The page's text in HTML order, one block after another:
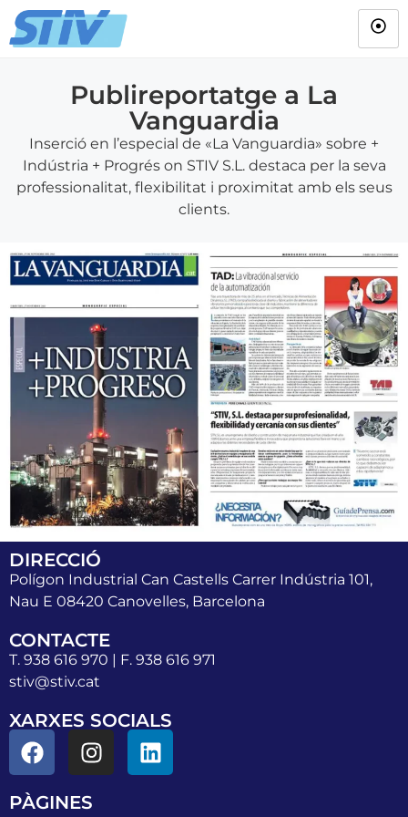
Publireportatge a La
Vanguardia
Inserció en l’especial de «La Vanguardia» sobre +
Indústria + Progrés on STIV S.L. destaca per la seva
professionalitat, flexibilitat i proximitat amb els seus
clients.
DIRECCIÓ
Polígon Industrial Can Castells Carrer Indústria 101,
Nau E 08420 Canovelles, Barcelona
CONTACTE
T. 938 616 970 | F. 938 616 971
stiv@stiv.cat
XARXES SOCIALS
PÀGINES